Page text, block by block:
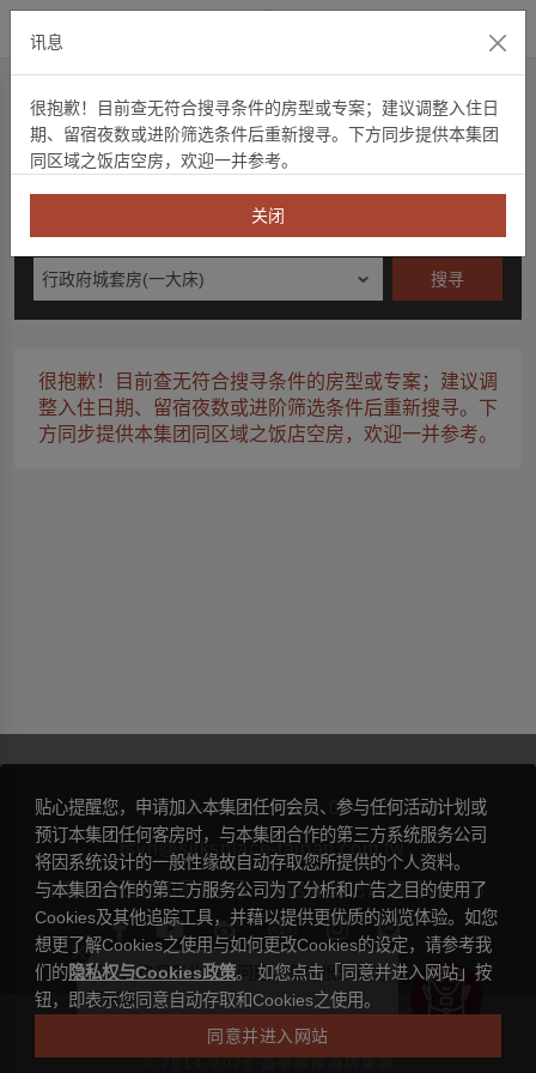
快速订房 住宿券 項目代码 信用卡優惠 空房查询
星期六
行政府城套房(一大床) 搜寻
很抱歉！目前查无符合搜寻条件的房型或专案；建议调
整入住日期、留宿夜数或进阶筛选条件后重新搜寻。下
方同步提供本集团同区域之饭店空房，欢迎一并参考。
TEL： 06-390-3000
FAX：06-213-2290
rsvn@silksplace-tainan.com.tw
台南市中西区和意路1号
旅馆业登记证编号： 273
台南晶英酒店 |
晶华国际酒店集团
隐私权条款
贴心提醒您，申请加入本集团任何会员、参与任何活动计划或
预订本集团任何客房时，与本集团合作的第三方系统服务公司
将因系统设计的一般性缘故自动存取您所提供的个人资料。
与本集团合作的第三方服务公司为了分析和广告之目的使用了
Cookies及其他追踪工具，并藉以提供更优质的浏览体验。如您
想更了解Cookies之使用与如何更改Cookies的设定，请参考我
们的隐私权与Cookies政策。 如您点击「同意并进入网站」按
钮，即表示您同意自动存取和Cookies之使用。
同意并进入网站
讯息
很抱歉！目前查无符合搜寻条件的房型或专案；建议调整入住日
期、留宿夜数或进阶筛选条件后重新搜寻。下方同步提供本集团
同区域之饭店空房，欢迎一并参考。
关闭
您好，欢迎在此提出问题，晶宝很乐意为
您解答。